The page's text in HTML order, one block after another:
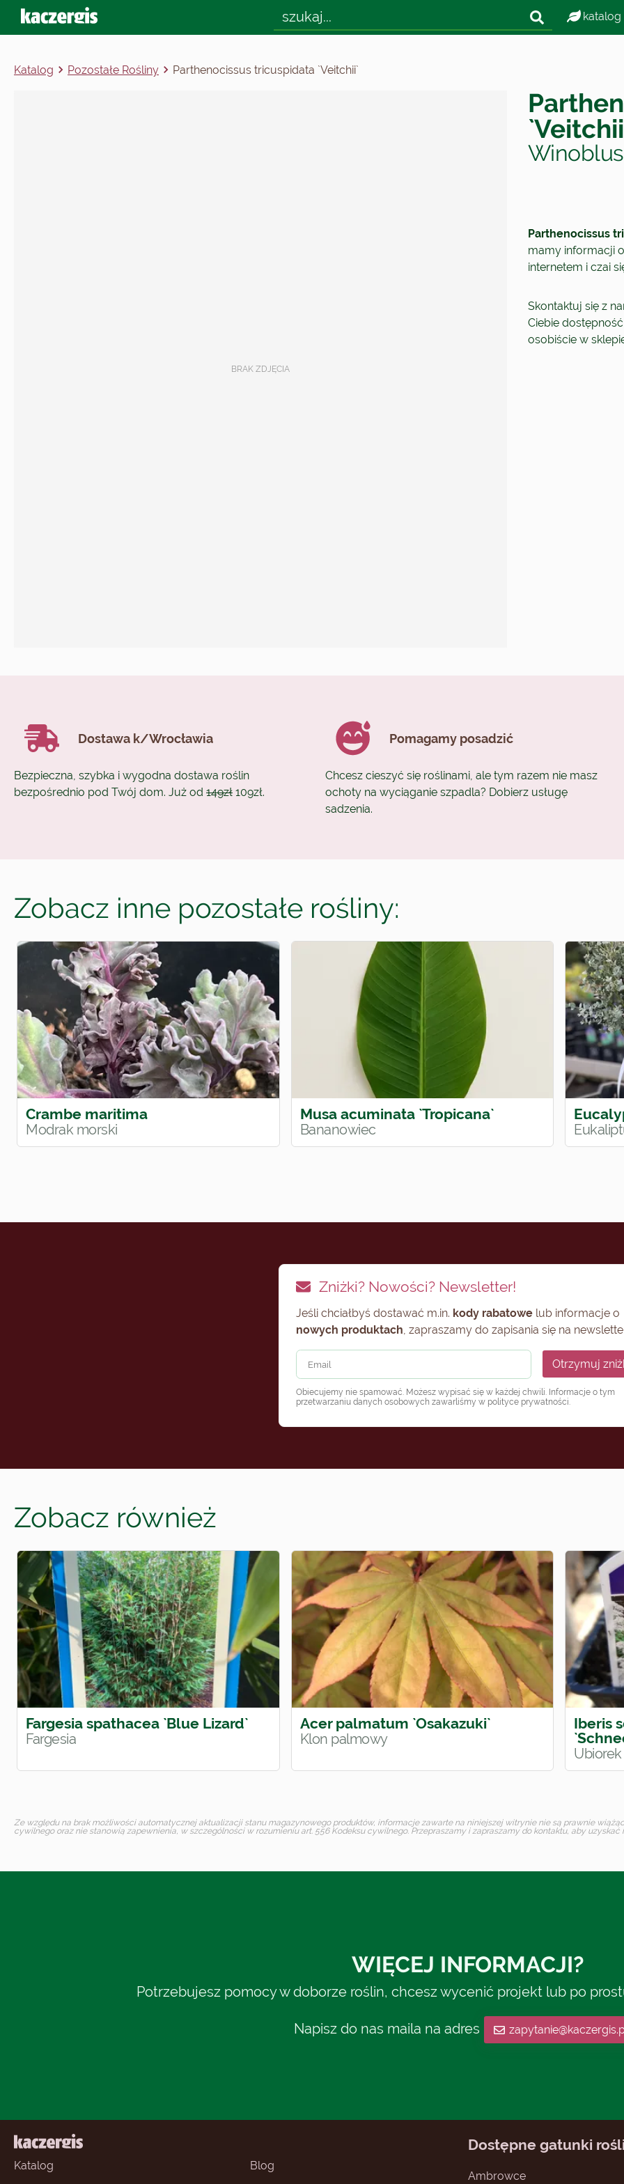
katalog
Katalog Pozostałe Rośliny Parthenocissus tricuspidata `Veitchii`
Parthenocissus
mamy informacji
internetem i czai
Skontaktuj się z
Ciebie
osobiście w
Dostawa k/Wrocławia
Bezpieczna, szybka i wygodna dostawa roślin
bezpośrednio pod Twój dom. Już od 149zł 109zł.
Pomagamy posadzić
Chcesz cieszyć się roślinami, ale tym razem nie masz
ochoty na wyciąganie szpadla? Dobierz usługę
sadzenia.
Zobacz inne pozostałe rośliny:
Crambe maritima
Modrak morski
Musa acuminata `Tropicana`
Bananowiec
Zniżki? Nowości? Newsletter!
Jeśli chciałbyś dostawać m.in. kody rabatowelub informacje o
nowych produktach, zapraszamy do zapisania się na
Otrzymuj
Obiecujemy nie spamować. Możesz wypisać się w każdej chwili. Informacje o tym
przetwarzaniu danych osobowych zawarliśmy w polityce prywatności.
Zobacz również
Fargesia spathacea `Blue Lizard`
Fargesia
Acer palmatum `Osakazuki`
Klon palmowy
Iberis
Ze względu na brak możliwości automatycznej aktualizacji stanu magazynowego produktów, informacje zawarte na niniejszej witrynie nie są prawnie
cywilnego oraz nie stanowią zapewnienia, w szczególności w rozumieniu art. 556 Kodeksu cywilnego. Przepraszamy i zapraszamy do kontaktu, aby
WIĘCEJ INFORMACJI?
Potrzebujesz pomocy w doborze roślin, chcesz wycenić projekt lub po
Napisz do nas maila na adres
Katalog
Blog
Dostępne gatunki
Ambrowce